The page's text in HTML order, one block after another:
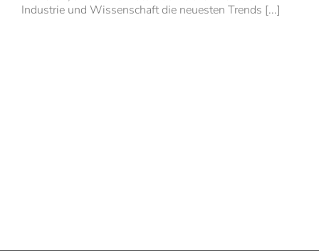
Industrie und Wissenschaft die neuesten Trends [...]